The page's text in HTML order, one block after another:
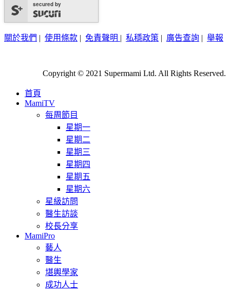
secured by
關於我們 | 使用條款 | 免責聲明 | 私穩政策 | 廣告查詢 | 舉報
Copyright © 2021 Supermami Ltd. All Rights Reserved.
首頁
MamiTV
每周節目
星期一
星期二
星期三
星期四
星期五
星期六
星級訪問
醫生訪談
校長分享
MamiPro
藝人
醫生
堪輿學家
成功人士